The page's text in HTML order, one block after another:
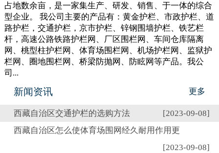
占地数余亩，是一家集生产、研发、销售、于一体的综合
型企业。 我公司主要的产品有：黄金护栏、市政护栏、道
路护栏，交通护栏，京市护栏、锌钢围墙护栏、铁艺栏
杆，高速公路铁路护栏网、厂区围栏网、车间仓库隔离
网、桃型柱护栏网、体育场围栏网、机场护栏网、监狱护
栏网、圈地围栏网、桥梁防抛网、防眩网等产品。我公
司...
新闻资讯 更多
西藏自治区交通护栏的选购方法
[2023-09-08]
西藏自治区怎么使体育场围网经久耐用作用更
[2023-09-08]